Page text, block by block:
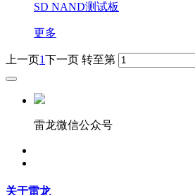
SD NAND测试板
更多
上一页1下一页 转至第
雷龙微信公众号
关于雷龙